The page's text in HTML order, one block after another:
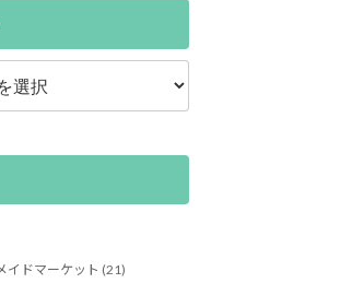
イドマーケット (21)